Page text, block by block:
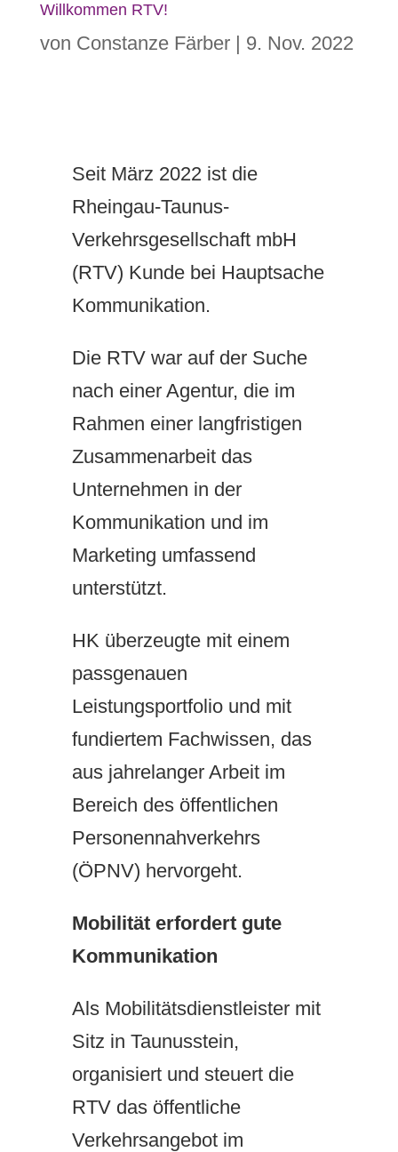
Willkommen RTV!
von Constanze Färber| 9. Nov. 2022
Seit März 2022 ist die
Rheingau-Taunus-
Verkehrsgesellschaft mbH
(RTV) Kunde bei Hauptsache
Kommunikation.
Die RTV war auf der Suche
nach einer Agentur, die im
Rahmen einer langfristigen
Zusammenarbeit das
Unternehmen in der
Kommunikation und im
Marketing umfassend
unterstützt.
HK überzeugte mit einem
passgenauen
Leistungsportfolio und mit
fundiertem Fachwissen, das
aus jahrelanger Arbeit im
Bereich des öffentlichen
Personennahverkehrs
(ÖPNV) hervorgeht.
Mobilität erfordert gute
Kommunikation
Als Mobilitätsdienstleister mit
Sitz in Taunusstein,
organisiert und steuert die
RTV das öffentliche
Verkehrsangebot im